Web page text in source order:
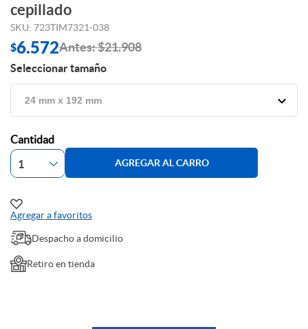
cepillado
SKU: 723TIM7321-038
$6.572Antes: $21.908
Seleccionar tamaño
Cantidad
AGREGAR AL CARRO
Agregar a favoritos
Despacho a domicilio
Retiro en tienda